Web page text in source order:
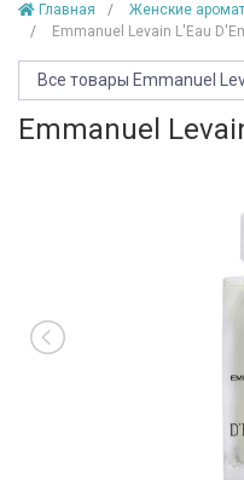
Главная Женские
Emmanuel Levain L'Eau
Все товары Emmanuel
Emmanuel